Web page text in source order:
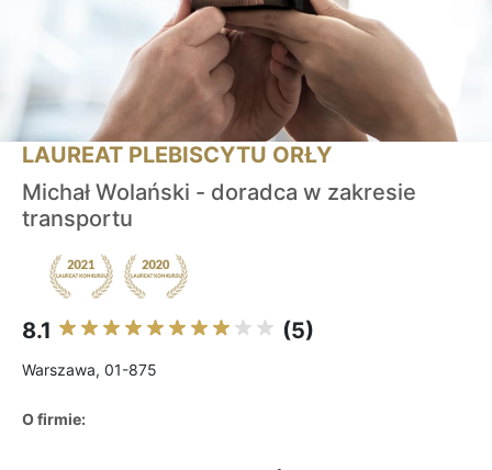
LAUREAT PLEBISCYTU ORŁY
Michał Wolański - doradca w zakresie
transportu
8.1 (5)
Warszawa, 01-875
O firmie: